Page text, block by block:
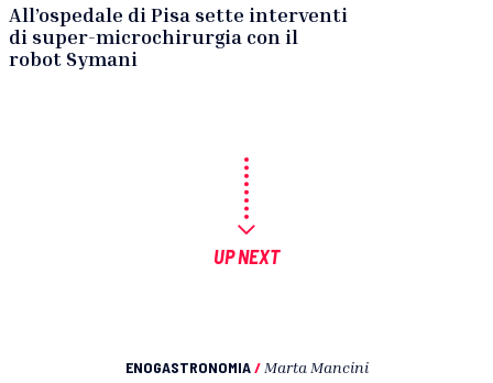
All’ospedale di Pisa sette interventi
di super-microchirurgia con il
robot Symani
UP NEXT
ENOGASTRONOMIA / Marta Mancini